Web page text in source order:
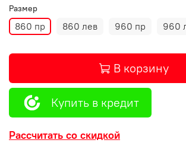
Размер
860 пр 860 лев 960 пр 960
В корзину
Купить в кредит
Рассчитать со скидкой